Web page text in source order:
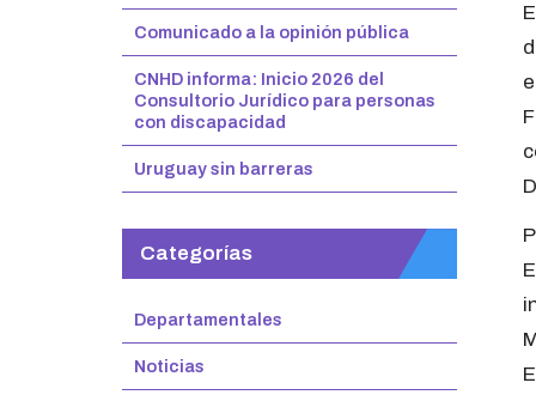
Comunicado a la opinión pública
CNHD informa: Inicio 2026 del
Consultorio Jurídico para personas
con discapacidad
Uruguay sin barreras
Categorías
Departamentales
Noticias